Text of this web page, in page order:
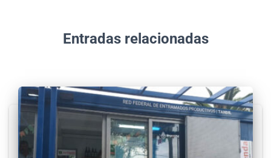
Entradas relacionadas